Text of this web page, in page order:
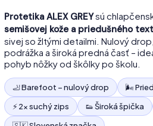
Protetika ALEX GREYsú
semišovej kože a priedušného
sivej so žltými detailmi. Nulový
podrážka a široká predná časť –
pohyb nôžky od škôlky po školu.
🦶 Barefoot – nulový drop
🌬️
⚡ 2× suchý zips
👟 Široká špička